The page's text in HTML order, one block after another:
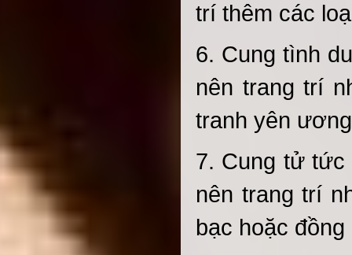
trí thêm các
6. Cung tình
nên trang trí
tranh yên
7. Cung tử tức
nên trang trí
bạc hoặc đồng